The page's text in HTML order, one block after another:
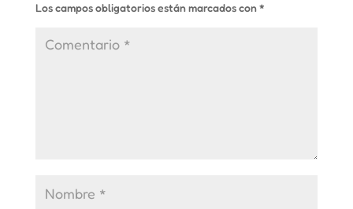
Los campos obligatorios están marcados con*